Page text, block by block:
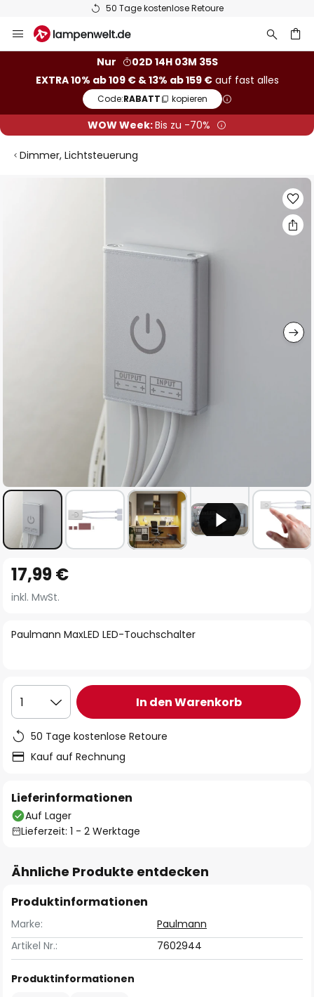
50 Tage kostenlose Retoure
Inhalt
Nur
02D 14H 03M 35S
EXTRA 10% ab 109 € & 13% ab 159 €auf fast alles
Code:RABATT kopieren
WOW Week:Bis zu -70%
Dimmer, Lichtsteuerung
Anfang
der
springen
Paulmann MaxLED LED-Touchschalter
17,99 €
inkl. MwSt.
1 In den Warenkorb
50 Tage kostenlose Retoure
Kauf auf Rechnung
Lieferinformationen
Auf Lager
Lieferzeit: 1 - 2 Werktage
Ähnliche Produkte entdecken
Produktinformationen
Marke:
Paulmann
Artikel Nr.:
7602944
Produktinformationen